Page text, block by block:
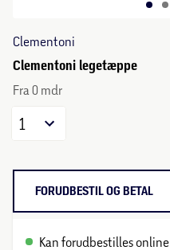
Clementoni
Clementoni legetæppe
Fra 0 mdr
1
FORUDBESTIL OG BETAL
Kan forudbestilles online